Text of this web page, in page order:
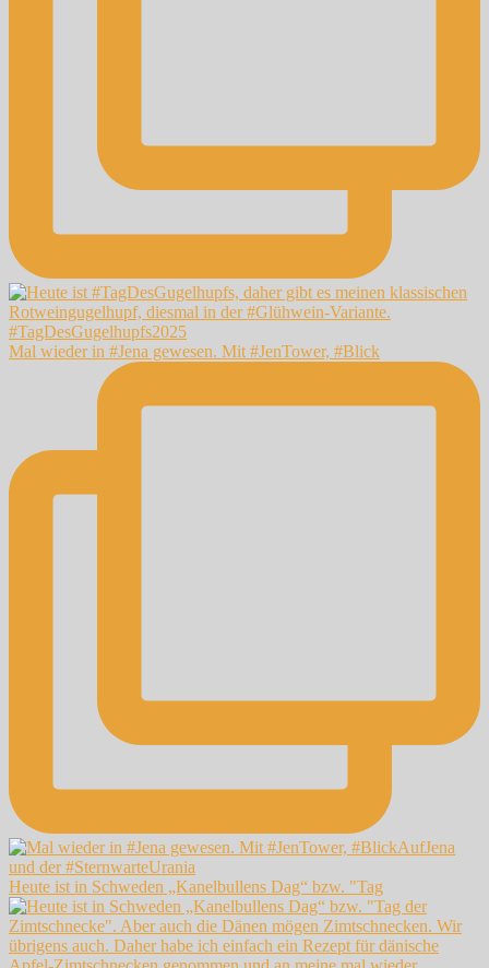
Mal wieder in #Jena gewesen. Mit #JenTower, #Blick
Heute ist in Schweden „Kanelbullens Dag“ bzw. "Tag